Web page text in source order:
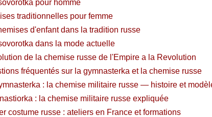
pour homme
traditionnelles pour femme
d'enfant dans la tradition russe
dans la mode actuelle
de la chemise russe de l'Empire a la Revolution
fréquentés sur la gymnasterka et la chemise russe
: la chemise militaire russe — histoire et
: la chemise militaire russe expliquée
costume russe : ateliers en France et formations